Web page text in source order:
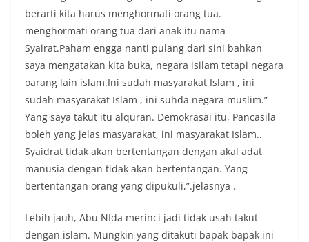
berarti kita harus menghormati orang tua.
menghormati orang tua dari anak itu nama
Syairat.Paham engga nanti pulang dari sini bahkan
saya mengatakan kita buka, negara isilam tetapi negara
oarang lain islam.Ini sudah masyarakat Islam , ini
sudah masyarakat Islam , ini suhda negara muslim.”
Yang saya takut itu alquran. Demokrasai itu, Pancasila
boleh yang jelas masyarakat, ini masyarakat Islam..
Syaidrat tidak akan bertentangan dengan akal adat
manusia dengan tidak akan bertentangan. Yang
bertentangan orang yang dipukuli,”.jelasnya .
Lebih jauh, Abu NIda merinci jadi tidak usah takut
dengan islam. Mungkin yang ditakuti bapak-bapak ini